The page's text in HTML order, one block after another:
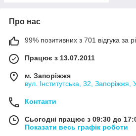
Про нас
99% позитивних з 701 відгука за
Працює з 13.07.2011
м. Запоріжжя
вул. Інститутська, 32, Запоріжжя,
Контакти
Сьогодні працює з 09:30 до
Показати весь графік роботи